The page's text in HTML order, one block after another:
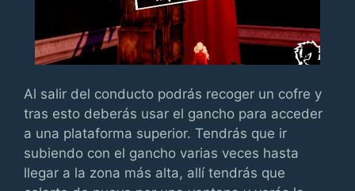
Al salir del conducto podrás recoger un cofre y
tras esto deberás usar el gancho para acceder
a una plataforma superior. Tendrás que ir
subiendo con el gancho varias veces hasta
llegar a la zona más alta, allí tendrás que